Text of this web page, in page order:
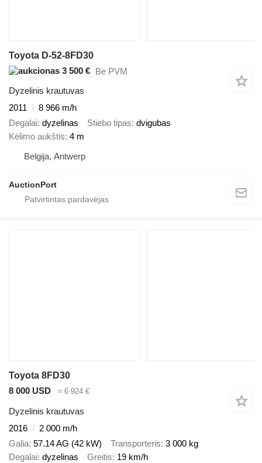
Toyota D-52-8FD30
3 500 € Be PVM
Dyzelinis krautuvas
2011
8 966 m/h
Degalai dyzelinas Stiebo tipas dvigubas
Kėlimo aukštis 4 m
Belgija, Antwerp
AuctionPort
Toyota 8FD30
8 000 USD
≈ 6 924 €
Dyzelinis krautuvas
2016
2 000 m/h
Galia 57.14 AG (42 kW) Transporteris 3 000 kg
Degalai dyzelinas Greitis 19 km/h